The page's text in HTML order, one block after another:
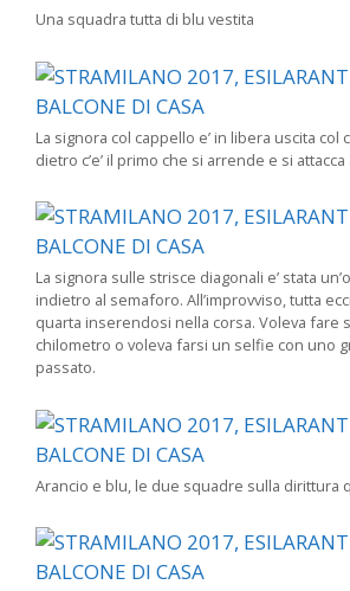
Una squadra tutta di blu vestita
La signora col cappello e’ in libera uscita col
dietro c’e’ il primo che si arrende e si attacca
La signora sulle strisce diagonali e’ stata
indietro al semaforo. All’improvviso, tutta
quarta inserendosi nella corsa. Voleva fare
chilometro o voleva farsi un selfie con uno
passato.
Arancio e blu, le due squadre sulla dirittura